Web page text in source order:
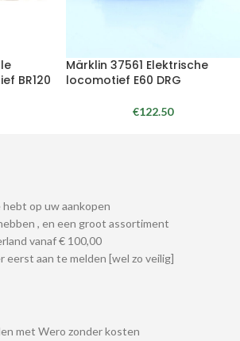
BR120
Märklin 37561 Elektrische
locomotief E60 DRG
€122.50
op uw aankopen
, en een groot assortiment
vanaf € 100,00
eerst aan te melden [wel zo veilig]
met Wero zonder kosten